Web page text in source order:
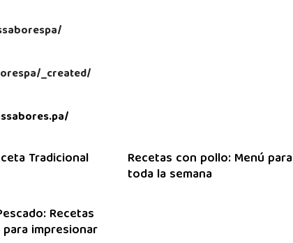
_created/
Tradicional Recetas con pollo: Menú para
toda la semana
Recetas
impresionar